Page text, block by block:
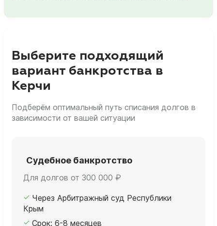
Выберите подходящий
вариант банкротства в
Керчи
Подберём оптимальный путь списания долгов в
зависимости от вашей ситуации
Судебное банкротство
Для долгов от 300 000 ₽
Через Арбитражный суд Республики
Крым
Срок: 6-8 месяцев